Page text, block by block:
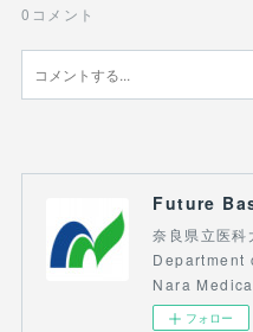
0 コメント
Future
奈良県立医
Department
Nara
フォロー